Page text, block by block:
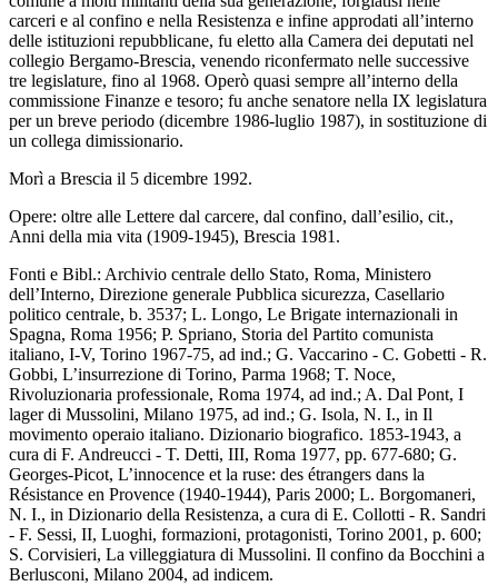
carceri e al confino e nella Resistenza e infine approdati all’interno
delle istituzioni repubblicane, fu eletto alla Camera dei deputati nel
collegio Bergamo-Brescia, venendo riconfermato nelle successive
tre legislature, fino al 1968. Operò quasi sempre all’interno della
commissione Finanze e tesoro; fu anche senatore nella IX legislatura
per un breve periodo (dicembre 1986-luglio 1987), in sostituzione di
un collega dimissionario.
Morì a Brescia il 5 dicembre 1992.
Opere: oltre alle Lettere dal carcere, dal confino, dall’esilio, cit.,
Anni della mia vita (1909-1945), Brescia 1981.
Fonti e Bibl.: Archivio centrale dello Stato, Roma, Ministero
dell’Interno, Direzione generale Pubblica sicurezza, Casellario
politico centrale, b. 3537; L. Longo, Le Brigate internazionali in
Spagna, Roma 1956; P. Spriano, Storia del Partito comunista
italiano, I-V, Torino 1967-75, ad ind.; G. Vaccarino - C. Gobetti - R.
Gobbi, L’insurrezione di Torino, Parma 1968; T. Noce,
Rivoluzionaria professionale, Roma 1974, ad ind.; A. Dal Pont, I
lager di Mussolini, Milano 1975, ad ind.; G. Isola, N. I., in Il
movimento operaio italiano. Dizionario biografico. 1853-1943, a
cura di F. Andreucci - T. Detti, III, Roma 1977, pp. 677-680; G.
Georges-Picot, L’innocence et la ruse: des étrangers dans la
Résistance en Provence (1940-1944), Paris 2000; L. Borgomaneri,
N. I., in Dizionario della Resistenza, a cura di E. Collotti - R. Sandri
- F. Sessi, II, Luoghi, formazioni, protagonisti, Torino 2001, p. 600;
S. Corvisieri, La villeggiatura di Mussolini. Il confino da Bocchini a
Berlusconi, Milano 2004, ad indicem.